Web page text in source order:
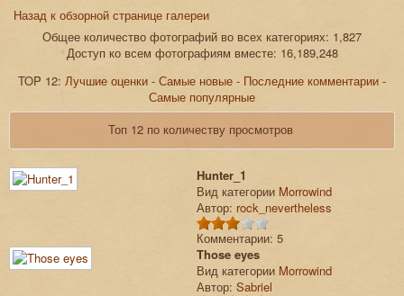
Назад к обзорной странице галереи
Общее количество фотографий во всех категориях: 1,827
Доступ ко всем фотографиям вместе: 16,189,248
TOP 12: Лучшие оценки - Самые новые - Последние комментарии -
Самые популярные
Топ 12 по количеству просмотров
Hunter_1
Вид категории Morrowind
Автор: rock_nevertheless
Комментарии: 5
Those eyes
Вид категории Morrowind
Автор: Sabriel